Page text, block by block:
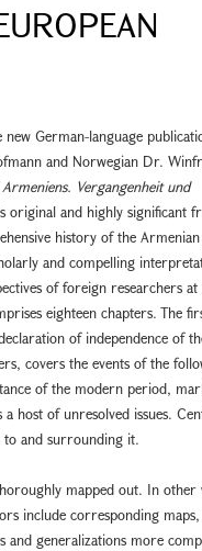
German-language
and Norwegian Dr.
Vergangenheit und
original and highly significant
history of the
and compelling
of foreign researchers at
eighteen chapters. The
of independence of
covers the events of the
of the modern period,
host of unresolved issues.
to and surrounding it.
mapped out. In other
include corresponding
and generalizations more